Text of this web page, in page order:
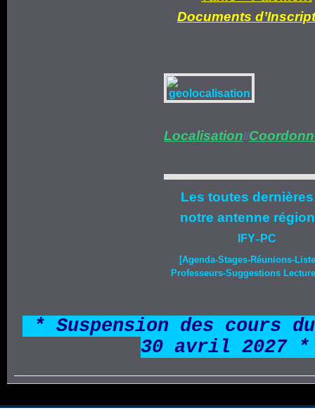
Documents d’
Localisation//
Les toutes
notre antenne
IFY–PC
[Agenda-Stages-Réunions-
Professeurs-Suggestions
* Suspension des cours
30 avril 2027 *